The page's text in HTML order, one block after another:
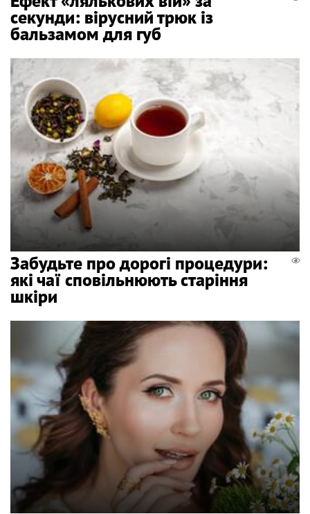
секунди: вірусний трюк із
бальзамом для губ
Забудьте про дорогі процедури:
які чаї сповільнюють старіння
шкіри